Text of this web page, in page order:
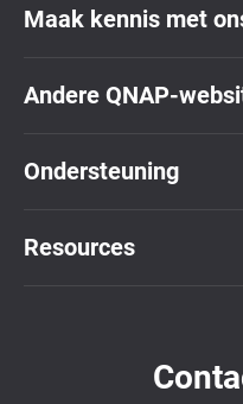
Maak kennis met
Andere QNAP-
Ondersteuning
Resources